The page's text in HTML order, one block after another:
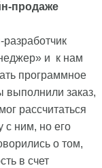
продаже
и к нам
программное
заказ,
рассчитаться
с ним, но его
о том,
в счет